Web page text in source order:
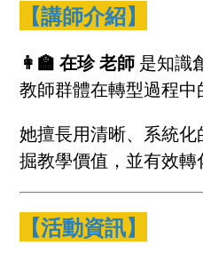
【講師介紹】
👩‍🏫 在珍 老師 是知識
教師群體在轉型過程中
她擅長用清晰、系統
掘教學價值，並有效轉
【活動資訊】